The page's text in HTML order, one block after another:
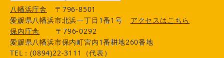
八幡浜庁舎
〒796-8501
愛媛県八幡浜市北浜一丁目1番1号
アクセスはこちら
保内庁舎
〒796-0292
愛媛県八幡浜市保内町宮内1番耕地260番地
TEL：(0894)22-3111（代表）